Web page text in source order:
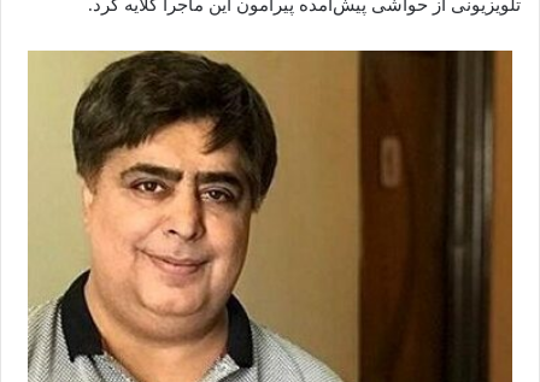
تلویزیونی از حواشی پیش‌آمده پیرامون این ماجرا گلایه کرد.